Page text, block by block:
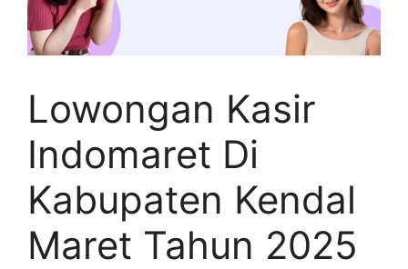
Lowongan Kasir
Indomaret Di
Kabupaten Kendal
Maret Tahun 2025